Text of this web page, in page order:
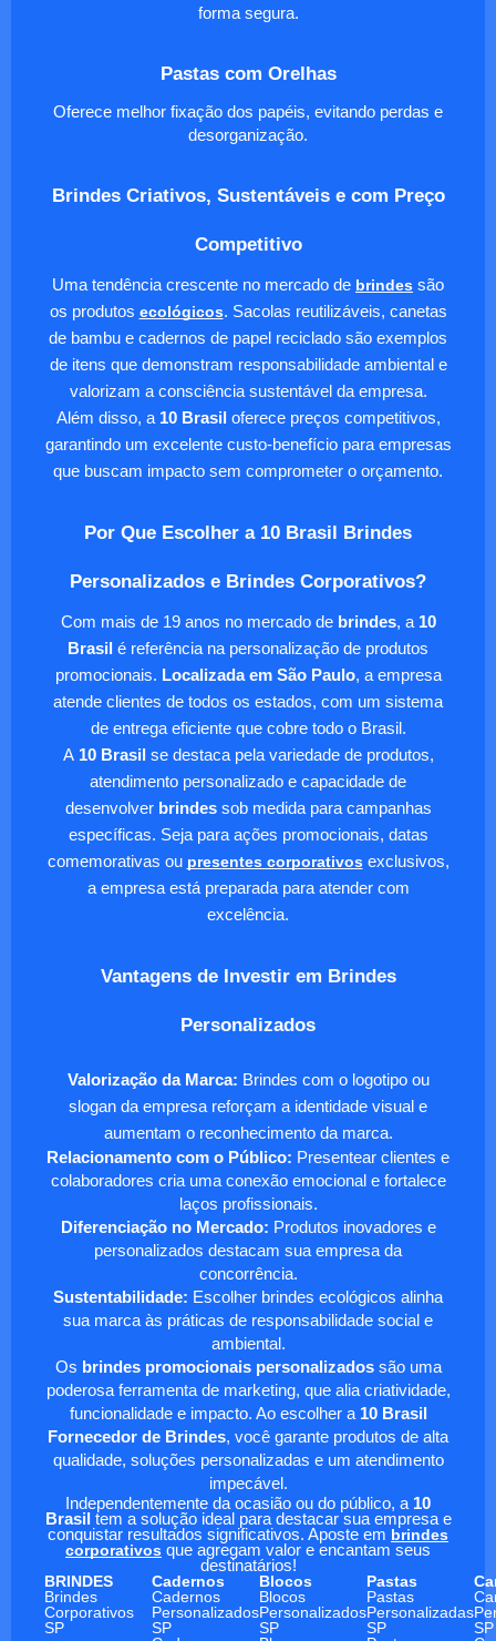
forma segura.
Pastas com Orelhas
Oferece melhor fixação dos papéis, evitando perdas e
desorganização.
Brindes Criativos, Sustentáveis e com Preço
Competitivo
Uma tendência crescente no mercado de brindes são
os produtos ecológicos. Sacolas reutilizáveis, canetas
de bambu e cadernos de papel reciclado são exemplos
de itens que demonstram responsabilidade ambiental e
valorizam a consciência sustentável da empresa.
Além disso, a 10 Brasiloferece preços competitivos,
garantindo um excelente custo-benefício para empresas
que buscam impacto sem comprometer o orçamento.
Por Que Escolher a 10 Brasil Brindes
Personalizados e Brindes Corporativos?
Com mais de 19 anos no mercado de brindes, a 10
Brasil é referência na personalização de produtos
promocionais. Localizada em São Paulo, a empresa
atende clientes de todos os estados, com um sistema
de entrega eficiente que cobre todo o Brasil.
A10 Brasilse destaca pela variedade de produtos,
atendimento personalizado e capacidade de
desenvolver brindessob medida para campanhas
específicas. Seja para ações promocionais, datas
comemorativas ou presentes corporativosexclusivos,
a empresa está preparada para atender com
excelência.
Vantagens de Investir em Brindes
Personalizados
Valorização da Marca: Brindes com o logotipo ou
slogan da empresa reforçam a identidade visual e
aumentam o reconhecimento da marca.
Relacionamento com o Público: Presentear clientes e
colaboradores cria uma conexão emocional e fortalece
laços profissionais.
Diferenciação no Mercado: Produtos inovadores e
personalizados destacam sua empresa da
concorrência.
Sustentabilidade: Escolher brindes ecológicos alinha
sua marca às práticas de responsabilidade social e
ambiental.
Os brindes promocionais personalizadossão uma
poderosa ferramenta de marketing, que alia criatividade,
funcionalidade e impacto. Ao escolher a 10 Brasil
Fornecedor de Brindes, você garante produtos de alta
qualidade, soluções personalizadas e um atendimento
impecável.
Independentemente da ocasião ou do público, a 10
Brasil tem a solução ideal para destacar sua empresa e
conquistar resultados significativos. Aposte em brindes
corporativos que agregam valor e encantam seus
destinatários!
BRINDES
Cadernos Blocos Pastas
Brindes
Corporativos
SP
Cadernos
Personalizados
SP
Blocos
Personalizados
SP
Pastas
Personalizadas
SP
SP